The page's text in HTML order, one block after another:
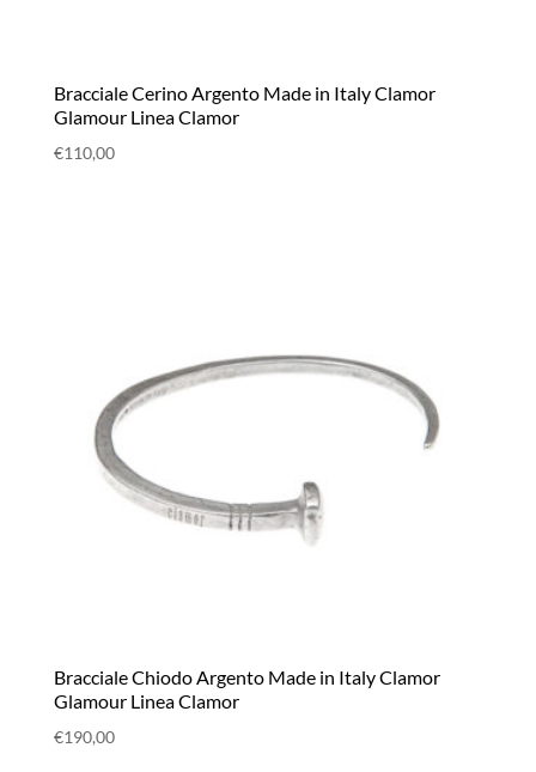
Bracciale Cerino Argento Made in Italy Clamor
Glamour Linea Clamor
€110,00
Bracciale Chiodo Argento Made in Italy Clamor
Glamour Linea Clamor
€190,00